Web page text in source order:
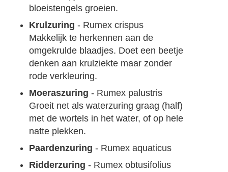
bloeistengels groeien.
Krulzuring - Rumex crispus
Makkelijk te herkennen aan de
omgekrulde blaadjes. Doet een beetje
denken aan krulziekte maar zonder
rode verkleuring.
Moeraszuring - Rumex palustris
Groeit net als waterzuring graag (half)
met de wortels in het water, of op hele
natte plekken.
Paardenzuring - Rumex aquaticus
Ridderzuring - Rumex obtusifolius